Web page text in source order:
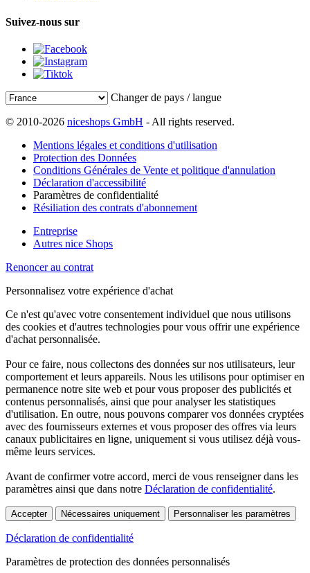
Suivez-nous sur
Changer de pays / langue
© 2010-2026 niceshops GmbH - All rights reserved.
Mentions légales et conditions d'utilisation
Protection des Données
Conditions Générales de Vente et politique d'annulation
Déclaration d'accessibilité
Paramètres de confidentialité
Résiliation des contrats d'abonnement
Entreprise
Autres nice Shops
Renoncer au contrat
Personnalisez votre expérience d'achat
Ce n'est qu'avec votre consentement individuel que nous utilisons
des cookies et d'autres technologies pour vous offrir une expérience
d'achat personnalisée.
Pour ce faire, nous collectons des données sur nos utilisateurs, leur
comportement et leurs appareils. Nous les utilisons pour optimiser en
permanence notre site web et pour vous proposer des publicités et
contenus personnalisés, ainsi que pour analyser les statistiques
d'utilisation. En outre, nous pouvons comparer vos données cryptées
avec des fournisseurs externes et vous proposer des offres via leurs
canaux publicitaires en ligne, uniquement si vous utilisez déjà vous-
même leurs services.
Avant de confirmer votre accord, merci de vous renseigner dans les
paramètres ainsi que dans notre Déclaration de confidentialité.
Accepter Nécessaires uniquement Personnaliser les paramètres
Déclaration de confidentialité
Paramètres de protection des données personnalisés